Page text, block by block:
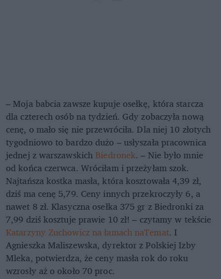
– Moja babcia zawsze kupuje osełkę, która starcza
dla czterech osób na tydzień. Gdy zobaczyła nową
cenę, o mało się nie przewróciła. Dla niej 10 złotych
tygodniowo to bardzo dużo – usłyszała pracownica
jednej z warszawskichBiedronek. – Nie było mnie
od końca czerwca. Wróciłam i przeżyłam szok.
Najtańsza kostka masła, która kosztowała 4,39 zł,
dziś ma cenę 5,79. Ceny innych przekroczyły 6, a
nawet 8 zł. Klasyczna osełka 375 gr z Biedronki za
7,99 dziś kosztuje prawie 10 zł! – czytamy w tekście
Katarzyny Zuchowicz na łamach naTemat. I
Agnieszka Maliszewska, dyrektor z Polskiej Izby
Mleka, potwierdza, że ceny masła rok do roku
wzrosły aż o około 70 proc.